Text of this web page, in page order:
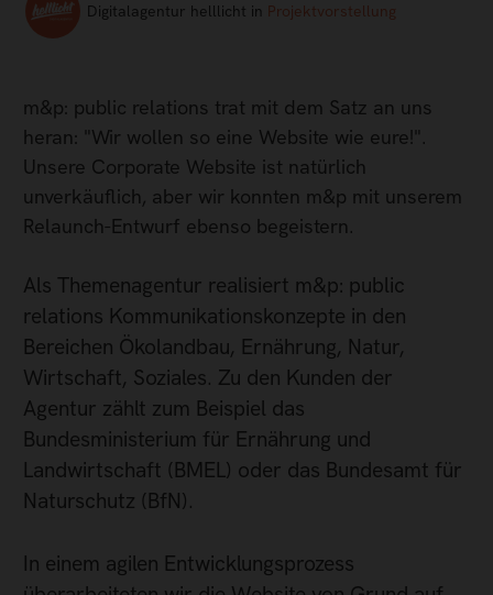
Digitalagentur helllicht in Projektvorstellung
m&p: public relations trat mit dem Satz an uns
heran: "Wir wollen so eine Website wie eure!".
Unsere Corporate Website ist natürlich
unverkäuflich, aber wir konnten m&p mit unserem
Relaunch-Entwurf ebenso begeistern.
Als Themenagentur realisiert m&p: public
relations Kommunikationskonzepte in den
Bereichen Ökolandbau, Ernährung, Natur,
Wirtschaft, Soziales. Zu den Kunden der
Agentur zählt zum Beispiel das
Bundesministerium für Ernährung und
Landwirtschaft (BMEL) oder das Bundesamt für
Naturschutz (BfN).
In einem agilen Entwicklungsprozess